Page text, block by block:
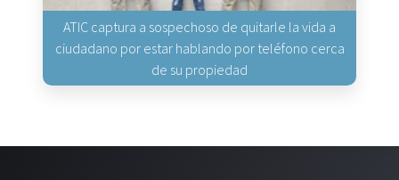
ATIC captura a sospechoso de quitarle la vida a
ciudadano por estar hablando por teléfono cerca
de su propiedad